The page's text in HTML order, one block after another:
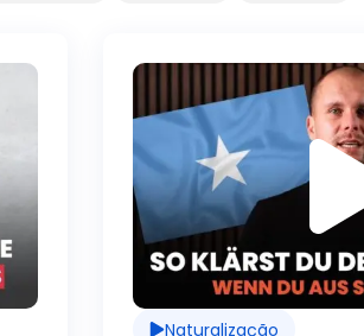
Naturalização